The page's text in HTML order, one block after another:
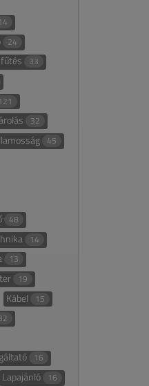
24
33
121
32
45
48
14
13
19
Kábel 15
16
Lapajánló 16